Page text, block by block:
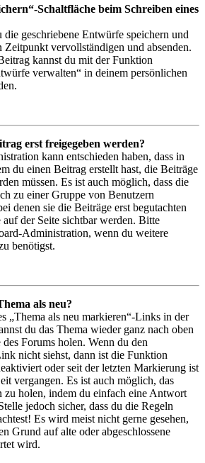
Schaltfläche beim Schreiben eines
geschriebene Entwürfe speichern und
Zeitpunkt vervollständigen und absenden.
kannst du mit der Funktion
verwalten“ in deinem persönlichen
erst freigegeben werden?
kann entschieden haben, dass in
du einen Beitrag erstellt hast, die Beiträge
müssen. Es ist auch möglich, dass die
zu einer Gruppe von Benutzern
denen sie die Beiträge erst begutachten
auf der Seite sichtbar werden. Bitte
Administration, wenn du weitere
benötigst.
als neu?
„Thema als neu markieren“-Links in der
du das Thema wieder ganz nach oben
des Forums holen. Wenn du den
nicht siehst, dann ist die Funktion
oder seit der letzten Markierung ist
vergangen. Es ist auch möglich, das
zu holen, indem du einfach eine Antwort
jedoch sicher, dass du die Regeln
Es wird meist nicht gerne gesehen,
Grund auf alte oder abgeschlossene
wird.